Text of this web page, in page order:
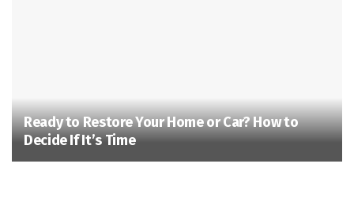
Ready to Restore Your Home or Car? How to
Decide If It’s Time